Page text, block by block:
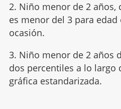
2. Niño menor de 2 años,
es menor del 3 para edad
ocasión.
3. Niño menor de 2 años
dos percentiles a lo largo
gráfica estandarizada.